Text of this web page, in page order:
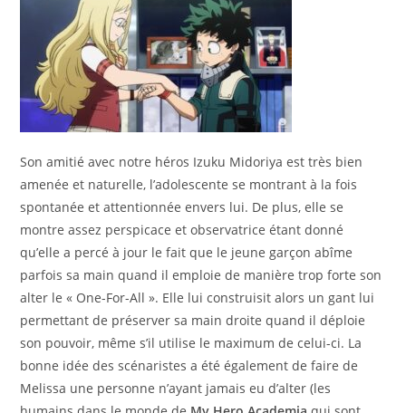
Son amitié avec notre héros Izuku Midoriya est très bien
amenée et naturelle, l’adolescente se montrant à la fois
spontanée et attentionnée envers lui. De plus, elle se
montre assez perspicace et observatrice étant donné
qu’elle a percé à jour le fait que le jeune garçon abîme
parfois sa main quand il emploie de manière trop forte son
alter le « One-For-All ». Elle lui construisit alors un gant lui
permettant de préserver sa main droite quand il déploie
son pouvoir, même s’il utilise le maximum de celui-ci. La
bonne idée des scénaristes a été également de faire de
Melissa une personne n’ayant jamais eu d’alter (les